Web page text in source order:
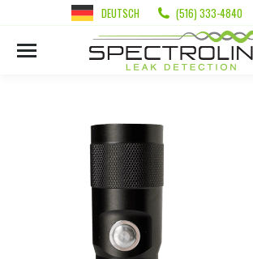
DEUTSCH (516) 333-4840